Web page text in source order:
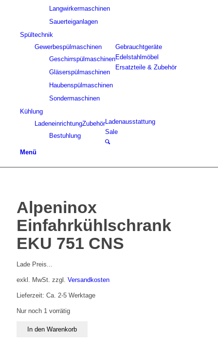
Langwirkermaschinen
Sauerteiganlagen
Spültechnik
Gewerbespülmaschinen
Geschirrspülmaschinen
Gläserspülmaschinen
Haubenspülmaschinen
Sondermaschinen
Gebrauchtgeräte
Edelstahlmöbel
Ersatzteile & Zubehör
Kühlung
Ladenausstattung
Ladeneinrichtung
Bestuhlung
Zubehör
Sale
Menü
Alpeninox
Einfahrkühlschrank
EKU 751 CNS
Lade Preis...
exkl. MwSt. zzgl. Versandkosten
Lieferzeit: Ca. 2-5 Werktage
Nur noch 1 vorrätig
AlpeninoxIn den Warenkorb